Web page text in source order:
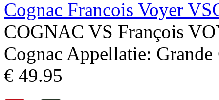
Cognac Francois Voyer
COGNAC VS François
Cognac Appellatie: Grande
€ 49.95